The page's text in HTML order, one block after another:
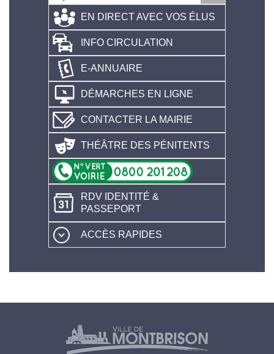
EN DIRECT AVEC VOS ÉLUS
INFO CIRCULATION
E-ANNUAIRE
DÉMARCHES EN LIGNE
CONTACTER LA MAIRIE
THÉÂTRE DES PÉNITENTS
RDV IDENTITÉ &
PASSEPORT
ACCÈS RAPIDES